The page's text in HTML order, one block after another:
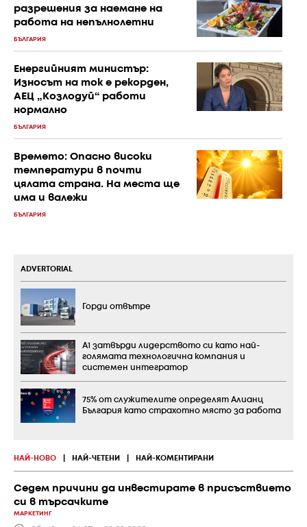
разрешения за наемане на
работа на непълнолетни
БЪЛГАРИЯ
Енергийният министър:
Износът на ток е рекорден,
АЕЦ „Козлодуй“ работи
нормално
БЪЛГАРИЯ
Времето: Опасно високи
температури в почти
цялата страна. На места ще
има и валежи
БЪЛГАРИЯ
НАЙ-НОВО НАЙ-ЧЕТЕНИ НАЙ-КОМЕНТИРАНИ
Седем причини да инвестирате в присъствието
си в търсачките
МАРКЕТИНГ
ADVERTORIAL
Горди отвътре
А1 затвърди лидерството си като най-
голямата технологична компания и
системен интегратор
75% от служителите определят Алианц
България като страхотно място за работа